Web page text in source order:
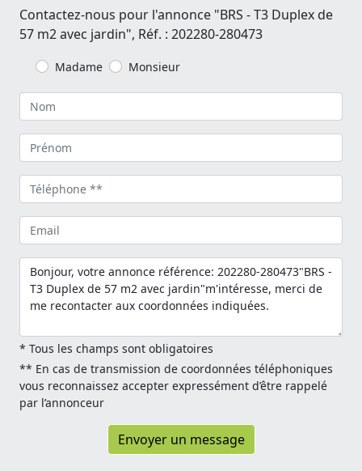
Contactez-nous pour l'annonce "BRS - T3 Duplex de
57 m2 avec jardin", Réf. : 202280-280473
Madame Monsieur
* Tous les champs sont obligatoires
** En cas de transmission de coordonnées téléphoniques
vous reconnaissez accepter expressément d’être rappelé
par l’annonceur
Envoyer un message